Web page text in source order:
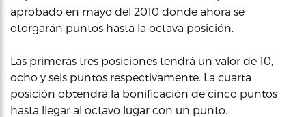
aprobado en mayo del 2010 donde ahora se
otorgarán puntos hasta la octava posición.
Las primeras tres posiciones tendrá un valor de 10,
ocho y seis puntos respectivamente. La cuarta
posición obtendrá la bonificación de cinco puntos
hasta llegar al octavo lugar con un punto.